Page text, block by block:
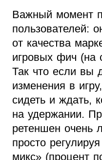
Важный момент
пользователей:
от качества
игровых фич (на
Так что если вы
изменения в
сидеть и ждать,
на удержании.
ретеншен очень
просто
микс» (процент